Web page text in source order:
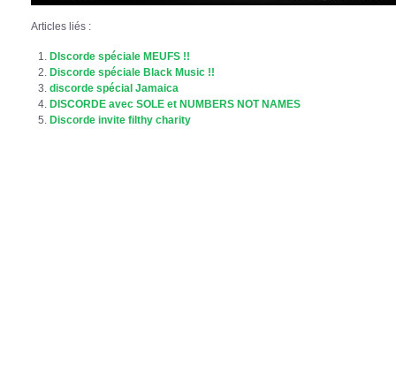
Articles liés :
DIscorde spéciale MEUFS !!
Discorde spéciale Black Music !!
discorde spécial Jamaica
DISCORDE avec SOLE et NUMBERS NOT NAMES
Discorde invite filthy charity